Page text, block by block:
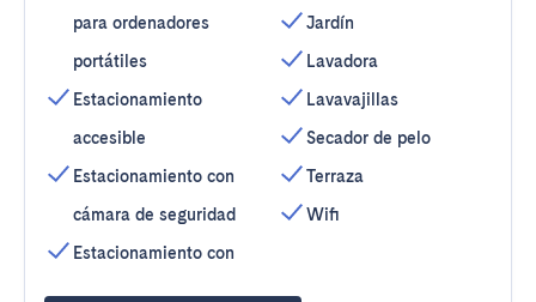
para ordenadores
portátiles
Estacionamiento
accesible
Estacionamiento con
cámara de seguridad
Estacionamiento con
Jardín
Lavadora
Lavavajillas
Secador de pelo
Terraza
Wifi